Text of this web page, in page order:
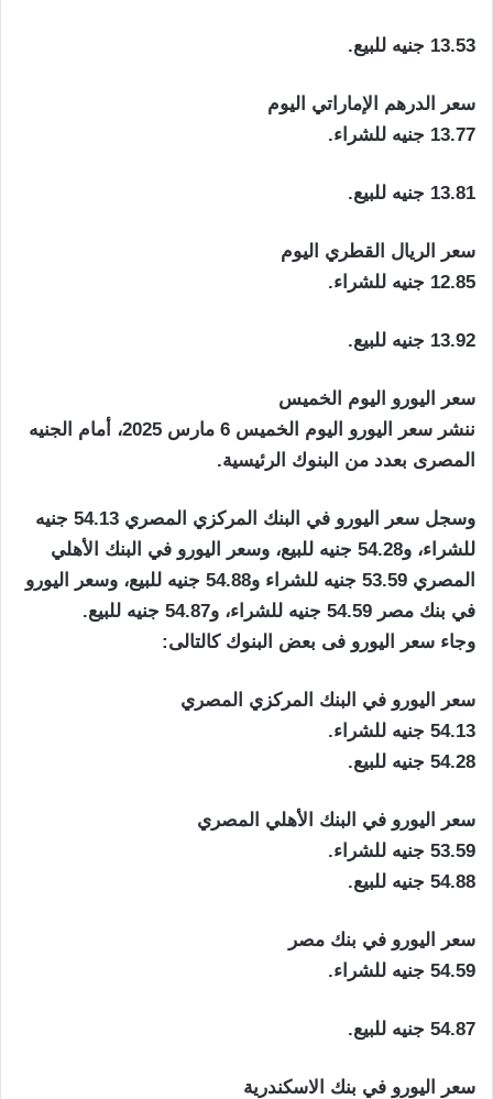
13.53 جنيه للبيع.
سعر الدرهم الإماراتي اليوم
13.77 جنيه للشراء.
13.81 جنيه للبيع.
سعر الريال القطري اليوم
12.85 جنيه للشراء.
13.92 جنيه للبيع.
سعر اليورو اليوم الخميس
ننشر سعر اليورو اليوم الخميس 6 مارس 2025، أمام الجنيه
المصرى بعدد من البنوك الرئيسية.
وسجل سعر اليورو في البنك المركزي المصري 54.13 جنيه
للشراء، و54.28 جنيه للبيع، وسعر اليورو في البنك الأهلي
المصري 53.59 جنيه للشراء و54.88 جنيه للبيع، وسعر اليورو
في بنك مصر 54.59 جنيه للشراء، و54.87 جنيه للبيع.
وجاء سعر اليورو فى بعض البنوك كالتالى:
سعر اليورو في البنك المركزي المصري
54.13 جنيه للشراء.
54.28 جنيه للبيع.
سعر اليورو في البنك الأهلي المصري
53.59 جنيه للشراء.
54.88 جنيه للبيع.
سعر اليورو في بنك مصر
54.59 جنيه للشراء.
54.87 جنيه للبيع.
سعر اليورو في بنك الاسكندرية